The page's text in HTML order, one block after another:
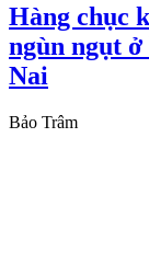
Hàng chục
ngùn ngụt
Nai
Bảo Trâm